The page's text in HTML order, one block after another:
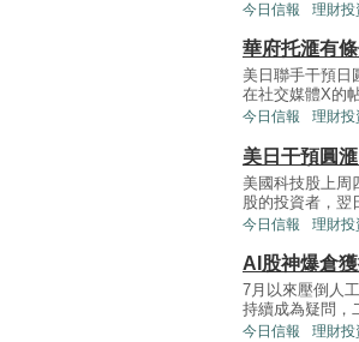
今日信報 理財投
華府托滙有
美日聯手干預日
在社交媒體X的
今日信報 理財投
美日干預圓
美國科技股上周
股的投資者，翌
今日信報 理財投
AI股神爆倉
7月以來壓倒人
持續成為疑問，
今日信報 理財投